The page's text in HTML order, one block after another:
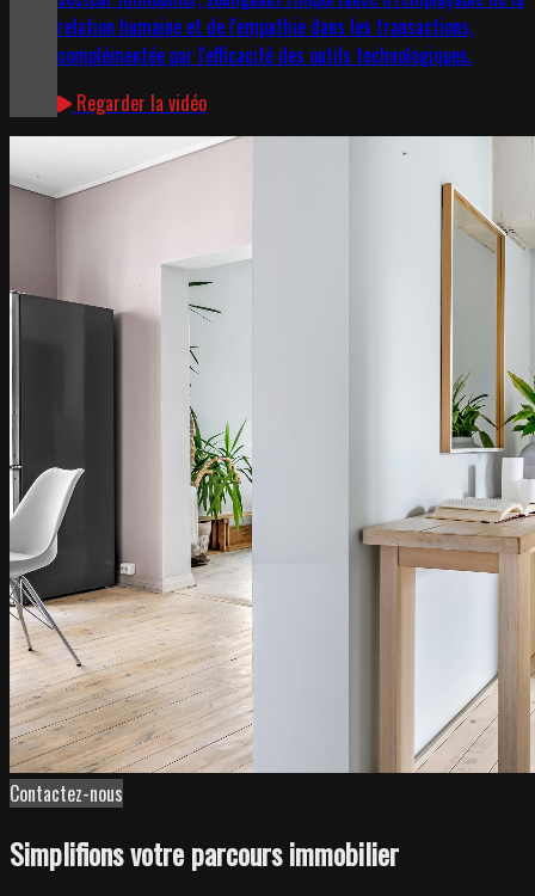
relation humaine et de l'empathie dans les transactions,
complémentée par l'efficacité des outils technologiques.
Regarder la vidéo
Contactez-nous
Simplifions votre parcours immobilier